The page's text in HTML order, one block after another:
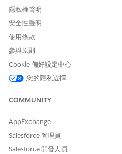
嘗試使用另一名員工的工作階
擇，以控制工作階段行為。
Salesforce Platform Cookie
Salesforce Platform 會使用
時間。藉由儲存使用者的設定，
Salesforce Platform 的效能。
隱私權聲明
安全性聲明
使用條款
參與原則
Cookie 偏好設定中心
您的隱私選擇
COMMUNITY
AppExchange
Salesforce 管理員
Salesforce 開發人員